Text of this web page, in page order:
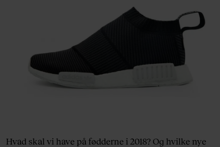
Hvad skal vi have på fødderne i 2018? Og hvilke nye